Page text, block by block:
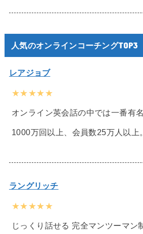
人気のオンラインコーチングTOP3
レアジョブ
★★★★★
オンライン英会話の中では一番有
1000万回以上、会員数25万人以上。
ラングリッチ
★★★★★
じっくり話せる 完全マンツーマン